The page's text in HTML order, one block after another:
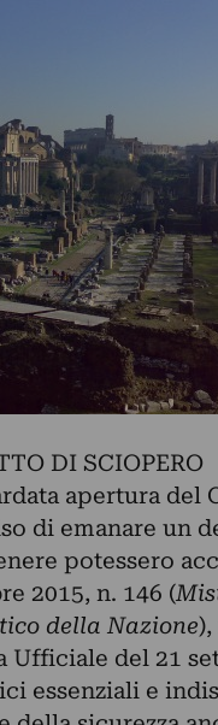
DI SCIOPERO
apertura del
di emanare un
potessero
2015, n. 146 (
della Nazione
Ufficiale del 21
essenziali e